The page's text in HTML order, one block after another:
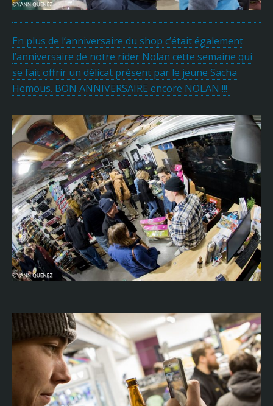
En plus de l’anniversaire du shop c’était également
l’anniversaire de notre rider Nolan cette semaine qui
se fait offrir un délicat présent par le jeune Sacha
Hemous. BON ANNIVERSAIRE encore NOLAN !!!